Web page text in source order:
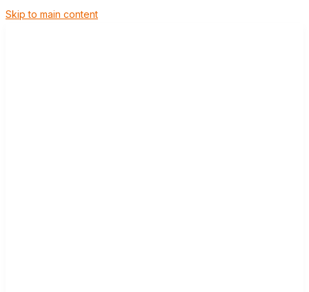
Skip to main content